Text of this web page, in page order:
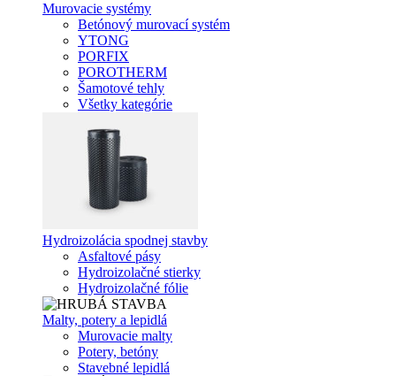
Murovacie systémy
Betónový murovací systém
YTONG
PORFIX
POROTHERM
Šamotové tehly
Všetky kategórie
Hydroizolácia spodnej stavby
Asfaltové pásy
Hydroizolačné stierky
Hydroizolačné fólie
Malty, potery a lepidlá
Murovacie malty
Potery, betóny
Stavebné lepidlá